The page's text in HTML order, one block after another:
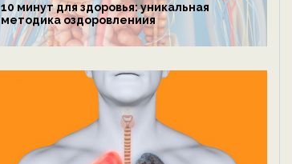
10 минут для здоровья: уникальная
методика оздоровлениия